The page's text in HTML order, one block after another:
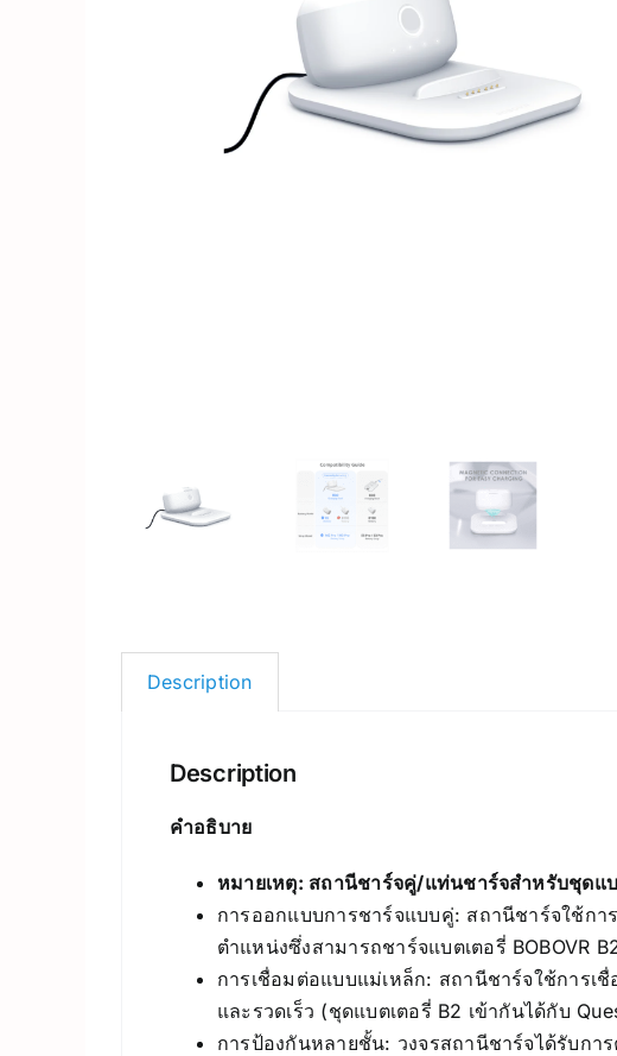
Description
Description
คำอธิบาย
หมายเหตุ: สถานีชาร์จคู่/แท่นชาร์จสำหรับชุดแ
การออกแบบการชาร์จแบบคู่: สถานีชาร์จใช้ก
ตำแหน่งซึ่งสามารถชาร์จแบตเตอรี่ BOBOVR
การเชื่อมต่อแบบแม่เหล็ก: สถานีชาร์จใช้การเ
และรวดเร็ว (ชุดแบตเตอรี่ B2 เข้ากันได้กับ
การป้องกันหลายชั้น: วงจรสถานีชาร์จได้รับก